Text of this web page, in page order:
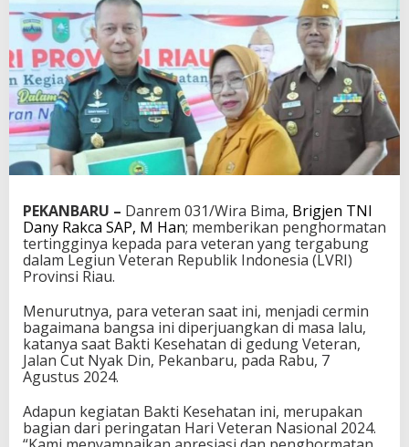
PEKANBARU – Danrem 031/Wira Bima, Brigjen TNI
Dany Rakca SAP, M Han; memberikan penghormatan
tertingginya kepada para veteran yang tergabung
dalam Legiun Veteran Republik Indonesia (LVRI)
Provinsi Riau.
Menurutnya, para veteran saat ini, menjadi cermin
bagaimana bangsa ini diperjuangkan di masa lalu,
katanya saat Bakti Kesehatan di gedung Veteran,
Jalan Cut Nyak Din, Pekanbaru, pada Rabu, 7
Agustus 2024.
Adapun kegiatan Bakti Kesehatan ini, merupakan
bagian dari peringatan Hari Veteran Nasional 2024.